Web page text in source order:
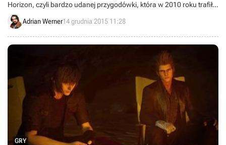
Horizon, czyli bardzo udanej przygodówki, która w 2010 roku trafiła
na pecety.
Adrian Werner14 grudnia 2015 11:28
GRY